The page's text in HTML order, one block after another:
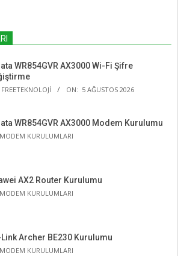
WR854GVR AX3000 Wi-Fi Şifre
FREETEKNOLOJI ON: 5 AĞUSTOS 2026
WR854GVR AX3000 Modem Kurulumu
MODEM KURULUMLARI
AX2 Router Kurulumu
MODEM KURULUMLARI
Archer BE230 Kurulumu
MODEM KURULUMLARI